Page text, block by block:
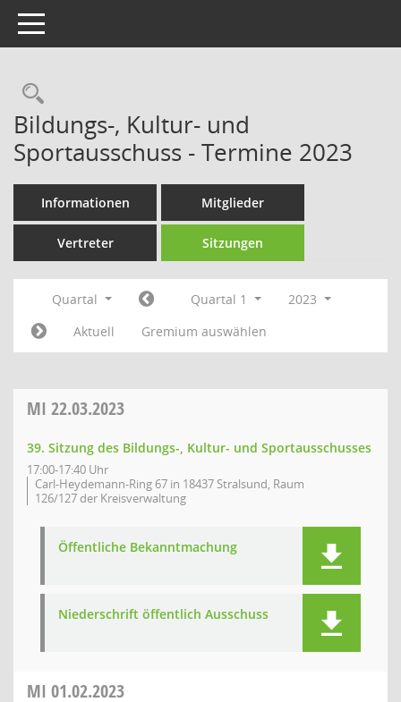
Toggle navigation
Rechercheauswahl
Bildungs-, Kultur- und
Sportausschuss - Termine 2023
Informationen Mitglieder
Vertreter Sitzungen
Quartal Quartal 1
2023
Aktuell
Gremium auswählen
MI 22.03.2023
39. Sitzung des Bildungs-, Kultur- und Sportausschusses
17:00-17:40 Uhr
Carl-Heydemann-Ring 67 in 18437 Stralsund, Raum
126/127 der Kreisverwaltung
Öffentliche Bekanntmachung
Niederschrift öffentlich Ausschuss
MI 01.02.2023